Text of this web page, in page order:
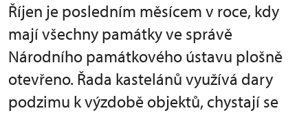
Říjen je posledním měsícem v roce, kdy
mají všechny památky ve správě
Národního památkového ústavu plošně
otevřeno. Řada kastelánů využívá dary
podzimu k výzdobě objektů, chystají se